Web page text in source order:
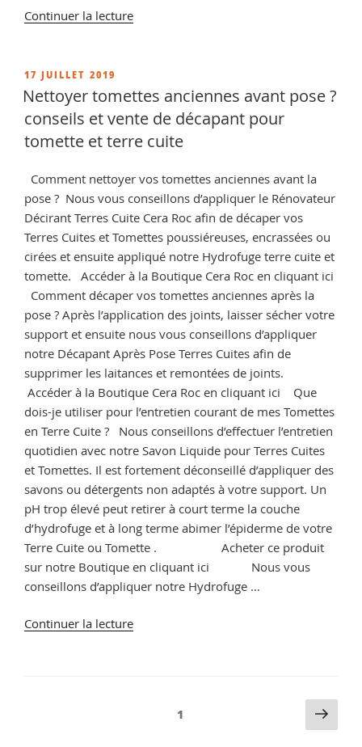
Continuer la lecturede
et
tomette :
imperméabiliser
PUBLIÉ
LE
17 JUILLET 2019
Nettoyer tomettes anciennes avant pose ?
conseils et vente de décapant pour
tomette et terre cuite
Comment nettoyer vos tomettes anciennes avant la
pose ? Nous vous conseillons d’appliquer le Rénovateur
Décirant Terres Cuite Cera Roc afin de décaper vos
Terres Cuites et Tomettes poussiéreuses, encrassées ou
cirées et ensuite appliqué notre Hydrofuge terre cuite et
tomette. Accéder à la Boutique Cera Roc en cliquant ici
Comment décaper vos tomettes anciennes après la
pose ? Après l’application des joints, laisser sécher votre
support et ensuite nous vous conseillons d’appliquer
notre Décapant Après Pose Terres Cuites afin de
supprimer les laitances et remontées de joints.
Accéder à la Boutique Cera Roc en cliquant ici Que
dois-je utiliser pour l’entretien courant de mes Tomettes
en Terre Cuite ? Nous conseillons d’effectuer l’entretien
quotidien avec notre Savon Liquide pour Terres Cuites
et Tomettes. Il est fortement déconseillé d’appliquer des
savons ou détergents non adaptés à votre support. Un
pH trop élevé peut retirer à court terme la couche
d’hydrofuge et à long terme abimer l’épiderme de votre
Terre Cuite ou Tomette . Acheter ce produit
sur notre Boutique en cliquant ici Nous vous
conseillons d’appliquer notre Hydrofuge …
Continuer la lecturede
1 Page